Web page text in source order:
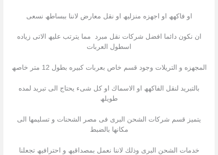
او فاكھھ او اجھزه منزلیھ او نقل معارض لاننا ببساطھ نسعى
ان نكون دائما افضل شركات نقل مبرد مما یترتب علیھ الاتى زیاده
اسطول العربات
المجھزه و التریلات وجود قسم خاص بعربات كبیره بطول 12 متر خاصھ
بالتبرید لنقل الفاكھھ او الاسماك او كل شىء یحتاج الى تبرید لمده
طویلھ
یتمیز قسم شركات الشحن البرى فى مصر الشحنات و تسلیمھا الى
مكانھا بالضبط
خدمات الشحن البرى وذلك لاننا نعمل بمصداقیھ و احترافیھ تجعلنا